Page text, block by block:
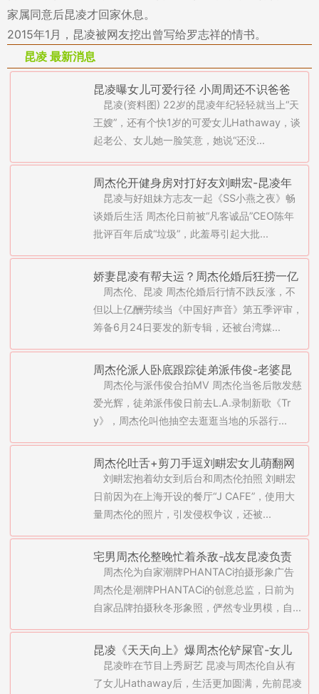
家属同意后昆凌才回家休息。
2015年1月，昆凌被网友挖出曾写给罗志祥的情书。
昆凌 最新消息
昆凌曝女儿可爱行径 小周周还不识爸爸
昆凌(资料图) 22岁的昆凌年纪轻轻就当上“天
王嫂”，还有个快1岁的可爱女儿Hathaway，谈
起老公、女儿她一脸笑意，她说“还没...
周杰伦开健身房对打好友刘畊宏-昆凌年
纪轻轻出书捞钱(图)
昆凌与好姐妹方志友一起《SS小燕之夜》畅
谈婚后生活 周杰伦日前被“凡客诚品”CEO陈年
批评百年后成“垃圾”，此羞辱引起大批...
娇妻昆凌有帮夫运？周杰伦婚后狂捞一亿
多
周杰伦、昆凌 周杰伦婚后行情不跌反涨，不
但以上亿酬劳续当《中国好声音》第五季评审，
筹备6月24日要发的新专辑，还被台湾媒...
周杰伦派人卧底跟踪徒弟派伟俊-老婆昆
凌抗旨赚奶粉钱(图)
周杰伦与派伟俊合拍MV 周杰伦当爸后散发慈
爱光辉，徒弟派伟俊日前去L.A.录制新歌《Tr
y》，周杰伦叫他抽空去逛逛当地的乐器行...
周杰伦吐舌+剪刀手逗刘畊宏女儿萌翻网
友-昆凌携女爱相随(图)
刘畊宏抱着幼女到后台和周杰伦拍照 刘畊宏
日前因为在上海开设的餐厅“J CAFE”，使用大
量周杰伦的照片，引发侵权争议，还被...
宅男周杰伦整晚忙着杀敌-战友昆凌负责
后勤煮水饺充饥(图)
周杰伦为自家潮牌PHANTACi拍摄形象广告
周杰伦是潮牌PHANTACi的创意总监，日前为
自家品牌拍摄秋冬形象照，俨然专业男模，自...
昆凌《天天向上》爆周杰伦铲屎官-女儿
学芭蕾为了老公梦中情人
昆凌昨在节目上秀厨艺 昆凌与周杰伦自从有
了女儿Hathaway后，生活更加圆满，先前昆凌